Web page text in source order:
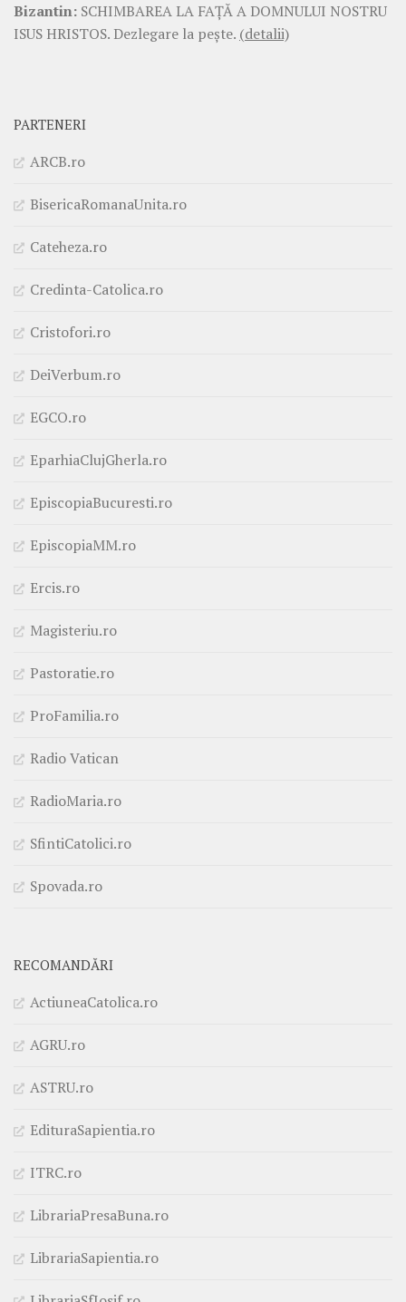
Bizantin: SCHIMBAREA LA FAŢĂ A DOMNULUI NOSTRU
ISUS HRISTOS. Dezlegare la pește. (detalii)
PARTENERI
ARCB.ro
BisericaRomanaUnita.ro
Cateheza.ro
Credinta-Catolica.ro
Cristofori.ro
DeiVerbum.ro
EGCO.ro
EparhiaClujGherla.ro
EpiscopiaBucuresti.ro
EpiscopiaMM.ro
Ercis.ro
Magisteriu.ro
Pastoratie.ro
ProFamilia.ro
Radio Vatican
RadioMaria.ro
SfintiCatolici.ro
Spovada.ro
RECOMANDĂRI
ActiuneaCatolica.ro
AGRU.ro
ASTRU.ro
EdituraSapientia.ro
ITRC.ro
LibrariaPresaBuna.ro
LibrariaSapientia.ro